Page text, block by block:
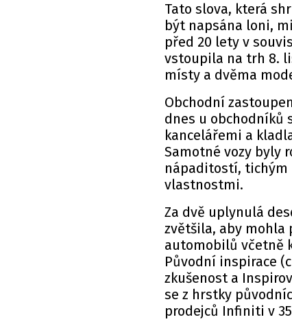
Tato slova, která
být napsána loni,
před 20 lety v
vstoupila na trh 8.
místy a dvěma
Obchodní
dnes u obchodníků
kancelářemi a
Samotné vozy byly
nápaditostí,
vlastnostmi.
Za dvě uplynulá
zvětšila, aby mohla
automobilů včetně
Původní inspirace
zkušenost a
se z hrstky
prodejců Infiniti v